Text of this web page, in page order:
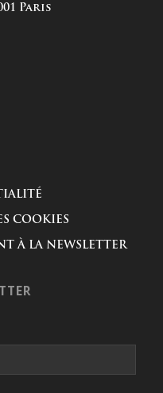
Paris
COOKIES
À LA NEWSLETTER